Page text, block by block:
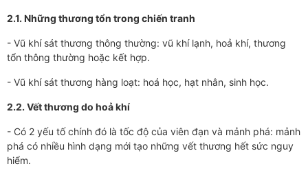
2.1. Những thương tổn trong chiến tranh
- Vũ khí sát thương thông thường: vũ khí lạnh, hoả khí, thương
tổn thông thường hoặc kết hợp.
- Vũ khí sát thương hàng loạt: hoá học, hạt nhân, sinh học.
2.2. Vết thương do hoả khí
- Có 2 yếu tố chính đó là tốc độ của viên đạn và mảnh phá: mảnh
phá có nhiều hình dạng mới tạo những vết thương hết sức nguy
hiểm.